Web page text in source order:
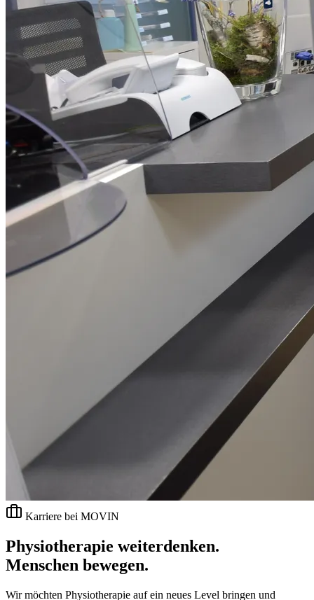
Karriere bei MOVIN
Physiotherapie weiterdenken.
Menschen bewegen.
Wir möchten Physiotherapie auf ein neues Level bringen und